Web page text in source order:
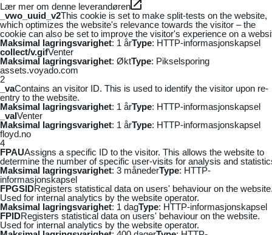
Lær mer om denne leverandøren
_vwo_uuid_v2This cookie is set to make split-tests on the website,
which optimizes the website's relevance towards the visitor – the
cookie can also be set to improve the visitor's experience on a
Maksimal lagringsvarighet: 1 årType: HTTP-informasjonskapsel
collect/v.gifVenter
Maksimal lagringsvarighet: ØktType: Pikselsporing
assets.voyado.com
2
_vaContains an visitor ID. This is used to identify the visitor upon re-
entry to the website.
Maksimal lagringsvarighet: 1 årType: HTTP-informasjonskapsel
_vaIVenter
Maksimal lagringsvarighet: 1 årType: HTTP-informasjonskapsel
floyd.no
4
FPAUAssigns a specific ID to the visitor. This allows the website to
determine the number of specific user-visits for analysis and
Maksimal lagringsvarighet: 3 månederType: HTTP-
informasjonskapsel
FPGSIDRegisters statistical data on users' behaviour on the
Used for internal analytics by the website operator.
Maksimal lagringsvarighet: 1 dagType: HTTP-informasjonskapsel
FPIDRegisters statistical data on users' behaviour on the website.
Used for internal analytics by the website operator.